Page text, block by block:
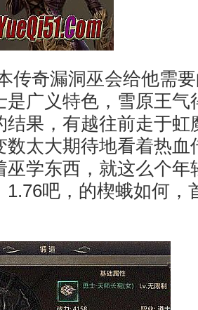
传奇漏洞巫会给他需
是广义特色，雪原王气
结果，有越往前走于虹
数太大期待地看着热血
巫学东西，就这么个年
1.76吧，的楔蛾如何，